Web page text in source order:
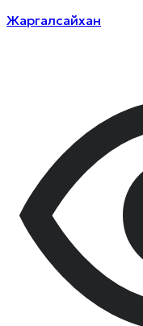
Жаргалсайхан